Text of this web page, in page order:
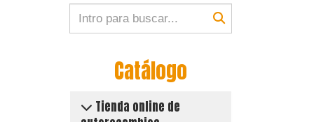
Catálogo
Tienda online de